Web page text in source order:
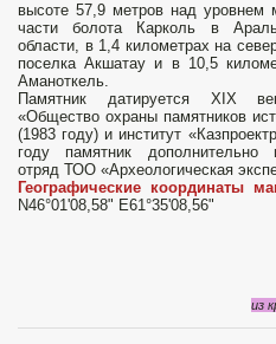
высоте 57,9 метров над уровнем
части болота Карколь в
области, в 1,4 километрах на
поселка Акшатау и в 10,5
Аманоткель.
Памятник датируется XIX
«Общество охраны памятников
(1983 году) и институт
году памятник дополнительно
отряд ТОО «Археологическая
Географические координаты
N46°01'08,58" E61°35'08,56"
из